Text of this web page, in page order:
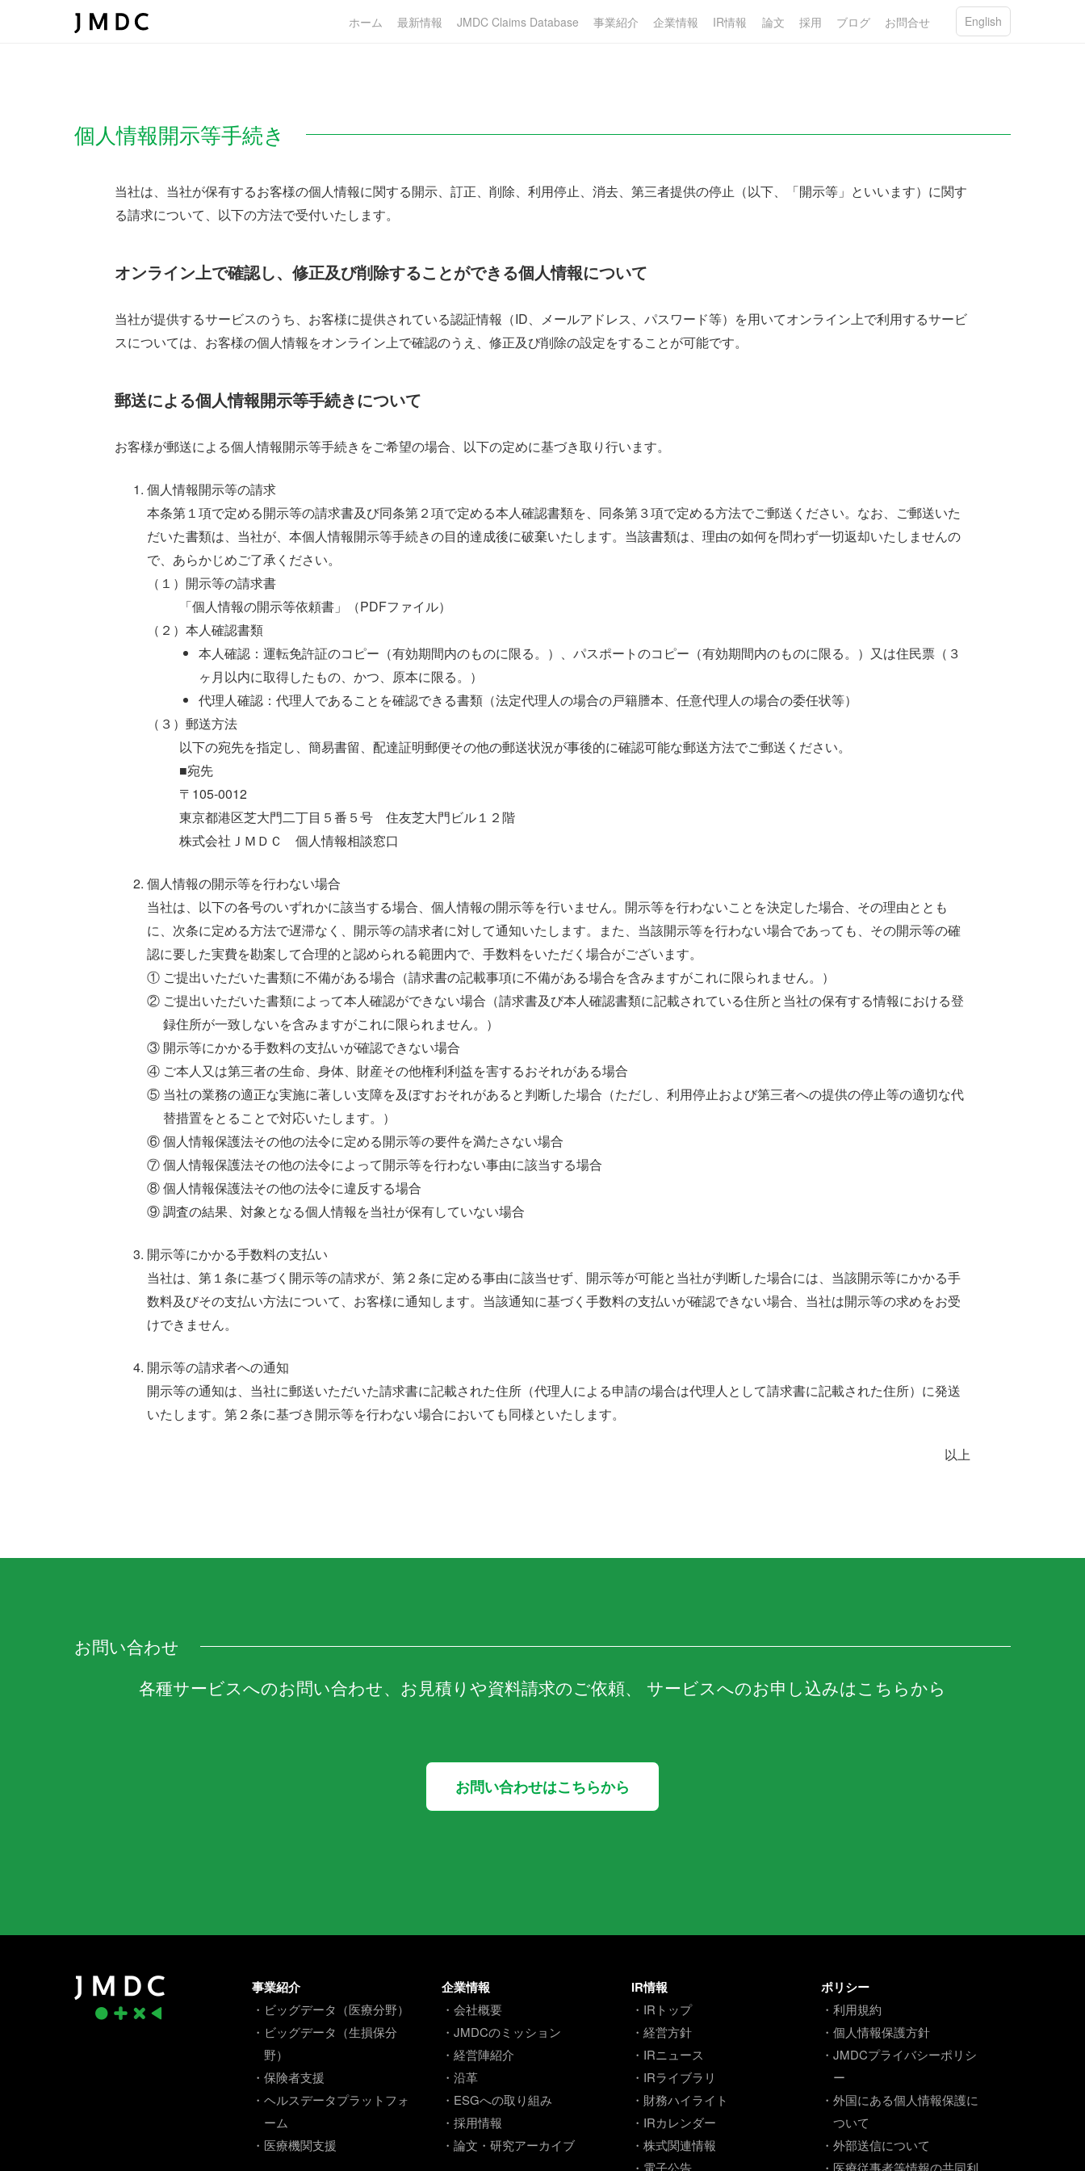
ホーム 最新情報 JMDC Claims Database 事業紹介 企業情報 IR情報 論文 採用 ブログ お問合せ English
個人情報開示等手続き
当社は、当社が保有するお客様の個人情報に関する開示、訂正、削除、利用停止、消去、第三者提供の停止（以下、「開示等」といいます）に関す
る請求について、以下の方法で受付いたします。
オンライン上で確認し、修正及び削除することができる個人情報について
当社が提供するサービスのうち、お客様に提供されている認証情報（ID、メールアドレス、パスワード等）を用いてオンライン上で利用するサービ
スについては、お客様の個人情報をオンライン上で確認のうえ、修正及び削除の設定をすることが可能です。
郵送による個人情報開示等手続きについて
お客様が郵送による個人情報開示等手続きをご希望の場合、以下の定めに基づき取り行います。
個人情報開示等の請求
本条第１項で定める開示等の請求書及び同条第２項で定める本人確認書類を、同条第３項で定める方法でご郵送ください。なお、ご郵送いた
だいた書類は、当社が、本個人情報開示等手続きの目的達成後に破棄いたします。当該書類は、理由の如何を問わず一切返却いたしませんの
で、あらかじめご了承ください。
（１）開示等の請求書
「個人情報の開示等依頼書」（PDFファイル）
（２）本人確認書類
本人確認：運転免許証のコピー（有効期間内のものに限る。）、パスポートのコピー（有効期間内のものに限る。）又は住民票（３
ヶ月以内に取得したもの、かつ、原本に限る。）
代理人確認：代理人であることを確認できる書類（法定代理人の場合の戸籍謄本、任意代理人の場合の委任状等）
（３）郵送方法
以下の宛先を指定し、簡易書留、配達証明郵便その他の郵送状況が事後的に確認可能な郵送方法でご郵送ください。
■宛先
〒105-0012
東京都港区芝大門二丁目５番５号 住友芝大門ビル１２階
株式会社ＪＭＤＣ 個人情報相談窓口
個人情報の開示等を行わない場合
当社は、以下の各号のいずれかに該当する場合、個人情報の開示等を行いません。開示等を行わないことを決定した場合、その理由ととも
に、次条に定める方法で遅滞なく、開示等の請求者に対して通知いたします。また、当該開示等を行わない場合であっても、その開示等の確
認に要した実費を勘案して合理的と認められる範囲内で、手数料をいただく場合がございます。
① ご提出いただいた書類に不備がある場合（請求書の記載事項に不備がある場合を含みますがこれに限られません。）
② ご提出いただいた書類によって本人確認ができない場合（請求書及び本人確認書類に記載されている住所と当社の保有する情報における登
録住所が一致しないを含みますがこれに限られません。）
③ 開示等にかかる手数料の支払いが確認できない場合
④ ご本人又は第三者の生命、身体、財産その他権利利益を害するおそれがある場合
⑤ 当社の業務の適正な実施に著しい支障を及ぼすおそれがあると判断した場合（ただし、利用停止および第三者への提供の停止等の適切な代
替措置をとることで対応いたします。）
⑥ 個人情報保護法その他の法令に定める開示等の要件を満たさない場合
⑦ 個人情報保護法その他の法令によって開示等を行わない事由に該当する場合
⑧ 個人情報保護法その他の法令に違反する場合
⑨ 調査の結果、対象となる個人情報を当社が保有していない場合
開示等にかかる手数料の支払い
当社は、第１条に基づく開示等の請求が、第２条に定める事由に該当せず、開示等が可能と当社が判断した場合には、当該開示等にかかる手
数料及びその支払い方法について、お客様に通知します。当該通知に基づく手数料の支払いが確認できない場合、当社は開示等の求めをお受
けできません。
開示等の請求者への通知
開示等の通知は、当社に郵送いただいた請求書に記載された住所（代理人による申請の場合は代理人として請求書に記載された住所）に発送
いたします。第２条に基づき開示等を行わない場合においても同様といたします。
以上
お問い合わせ
各種サービスへのお問い合わせ、お見積りや資料請求のご依頼、 サービスへのお申し込みはこちらから
お問い合わせはこちらから
事業紹介
・ビッグデータ（医療分野）
・ビッグデータ（生損保分
野）
・保険者支援
・ヘルスデータプラットフォ
ーム
・医療機関支援
企業情報
・会社概要
・JMDCのミッション
・経営陣紹介
・沿革
・ESGへの取り組み
・採用情報
・論文・研究アーカイブ
IR情報
・IRトップ
・経営方針
・IRニュース
・IRライブラリ
・財務ハイライト
・IRカレンダー
・株式関連情報
・電子公告
ポリシー
・利用規約
・個人情報保護方針
・JMDCプライバシーポリシ
ー
・外国にある個人情報保護に
ついて
・外部送信について
・医療従事者等情報の共同利